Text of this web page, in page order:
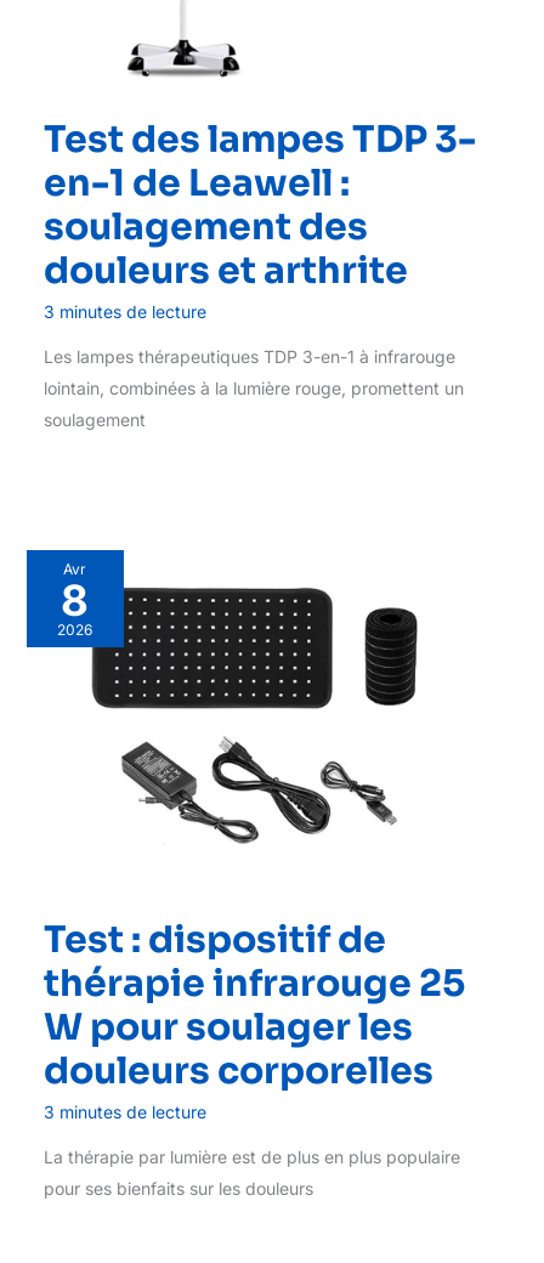
Test des lampes TDP 3-
en-1 de Leawell :
soulagement des
douleurs et arthrite
3 minutes de lecture
Les lampes thérapeutiques TDP 3-en-1 à infrarouge
lointain, combinées à la lumière rouge, promettent un
soulagement
Avr
8
2026
Test : dispositif de
thérapie infrarouge 25
W pour soulager les
douleurs corporelles
3 minutes de lecture
La thérapie par lumière est de plus en plus populaire
pour ses bienfaits sur les douleurs